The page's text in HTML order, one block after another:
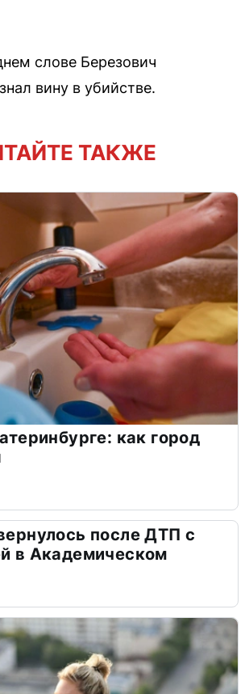
слове Березович
вину в убийстве.
ТАКЖЕ
как город
после ДТП с
в Академическом